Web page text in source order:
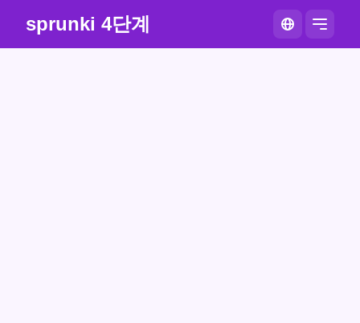
sprunki 4단계